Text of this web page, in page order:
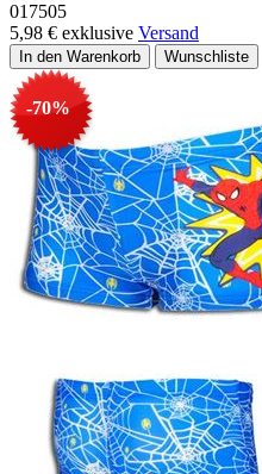
017505
5,98 € exklusive Versand
-70%